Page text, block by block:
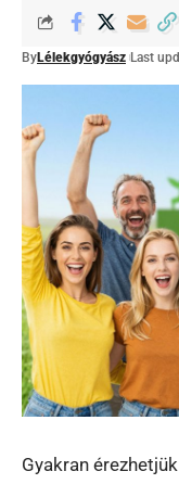
ByLélekgyógyász Last
Gyakran